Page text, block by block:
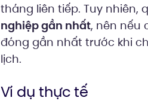
tháng liên tiếp. Tuy nhiên,
nghiệp gần nhất, nên nếu
đóng gần nhất trước khi
lịch.
Ví dụ thực tế